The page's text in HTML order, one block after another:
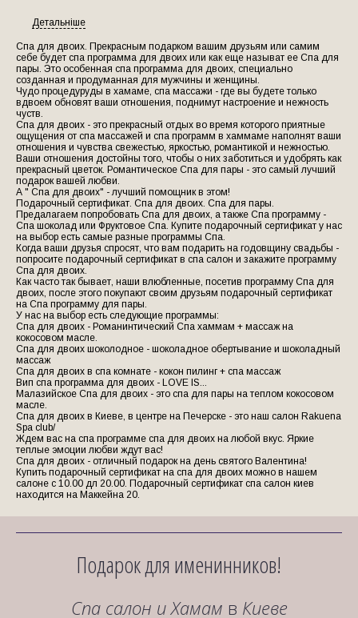
Детальніше
Спа для двоих. Прекрасным подарком вашим друзьям или самим
себе будет спа программа для двоих или как еще называт ее Спа для
пары. Это особенная спа программа для двоих, специально
созданная и продуманная для мужчины и женщины.
Чудо процедуруды в хамаме, спа массажи - где вы будете только
вдвоем обновят ваши отношения, поднимут настроение и нежность
чуств.
Спа для двоих - это прекрасный отдых во время которого приятные
ощущения от спа массажей и спа программ в хаммаме наполнят ваши
отношения и чувства свежестью, яркостью, романтикой и нежностью.
Ваши отношения достойны того, чтобы о них заботиться и удобрять как
прекрасный цветок. Романтическое Спа для пары - это самый лучший
подарок вашей любви.
А " Спа для двоих" - лучший помощник в этом!
Подарочный сертификат. Спа для двоих. Спа для пары.
Предалагаем попробовать Спа для двоих, а также Спа программу -
Спа шоколад или Фруктовое Спа. Купите подарочный сертификат у нас
на выбор есть самые разные программы Спа.
Когда ваши друзья спросят, что вам подарить на годовщину свадьбы -
попросите подарочный сертификат в спа салон и закажите программу
Спа для двоих.
Как часто так бывает, наши влюбленные, посетив программу Спа для
двоих, после этого покупают своим друзьям подарочный сертификат
на Спа программу для пары.
У нас на выбор есть следующие программы:
Спа для двоих - Романинтический Спа хаммам + массаж на
кокосовом масле.
Спа для двоих шоколодное - шоколадное обертывание и шоколадный
массаж
Спа для двоих в спа комнате - кокон пилинг + спа массаж
Вип спа программа для двоих - LOVE IS...
Малазийское Спа для двоих - это спа для пары на теплом кокосовом
масле.
Спа для двоих в Киеве, в центре на Печерске - это наш салон Rakuena
Spa club/
Ждем вас на спа программе спа для двоих на любой вкус. Яркие
теплые эмоции любви ждут вас!
Спа для двоих - отличный подарок на день святого Валентина!
Купить подарочный сертификат на спа для двоих можно в нашем
салоне с 10.00 дл 20.00. Подарочный сертификат спа салон киев
находится на Маккейна 20.
Подарок для именинников!
Спа салон и Хамам в Киеве